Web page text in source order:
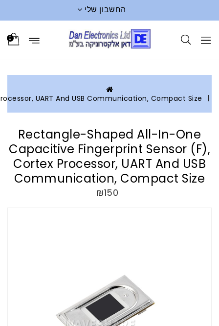
Rectangle-shaped All-In-One Capacitive Fingerprint